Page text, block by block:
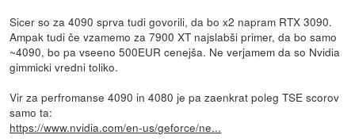
Sicer so za 4090 sprva tudi govorili, da bo x2 napram RTX 3090.
Ampak tudi če vzamemo za 7900 XT najslabši primer, da bo samo
~4090, bo pa vseeno 500EUR cenejša. Ne verjamem da so Nvidia
gimmicki vredni toliko.
Vir za perfromanse 4090 in 4080 je pa zaenkrat poleg TSE scorov
samo ta:
https://www.nvidia.com/en-us/geforce/ne...